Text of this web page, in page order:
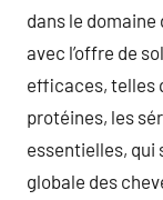
dans le
avec l’offre de
efficaces, telles
protéines, les
essentielles, qui
globale des